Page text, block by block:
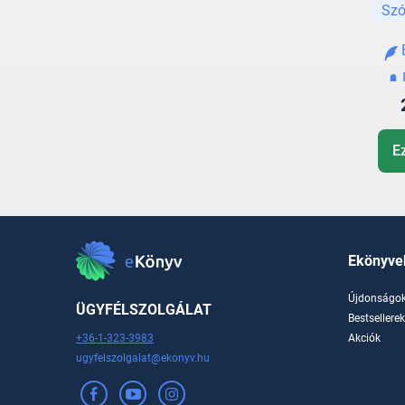
ÜGYFÉLSZOLGÁLAT
+36-1-323-3983
ugyfelszolgalat@ekonyv.hu
Bestsellerek
Akciók